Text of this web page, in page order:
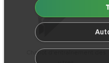
Chariot d'entraînement des